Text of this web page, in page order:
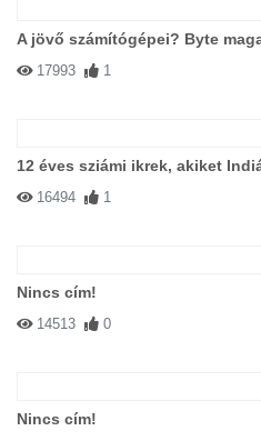
A jövő számítógépei? Byte
17993 1
12 éves sziámi ikrek, akiket
16494 1
Nincs cím!
14513 0
Nincs cím!